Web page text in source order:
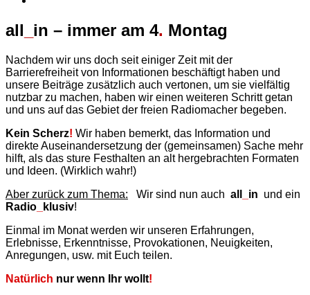
all in – immer am 4. Montag
Nachdem wir uns doch seit einiger Zeit mit der
Barrierefreiheit von Informationen beschäftigt haben und
unsere Beiträge zusätzlich auch vertonen, um sie vielfältig
nutzbar zu machen, haben wir einen weiteren Schritt getan
und uns auf das Gebiet der freien Radiomacher begeben.
Kein Scherz! Wir haben bemerkt, das Information und
direkte Auseinandersetzung der (gemeinsamen) Sache mehr
hilft, als das sture Festhalten an alt hergebrachten Formaten
und Ideen. (Wirklich wahr!)
Aber zurück zum Thema: Wir sind nun auch all in und ein
Radio
klusiv!
Einmal im Monat werden wir unseren Erfahrungen,
Erlebnisse, Erkenntnisse, Provokationen, Neuigkeiten,
Anregungen, usw. mit Euch teilen.
Natürlich nur wenn Ihr wollt!